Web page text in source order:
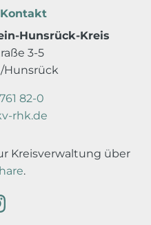
Hunsrück-Kreis
3-5
Hunsrück
82-0
rhk.de
Kreisverwaltung über
.